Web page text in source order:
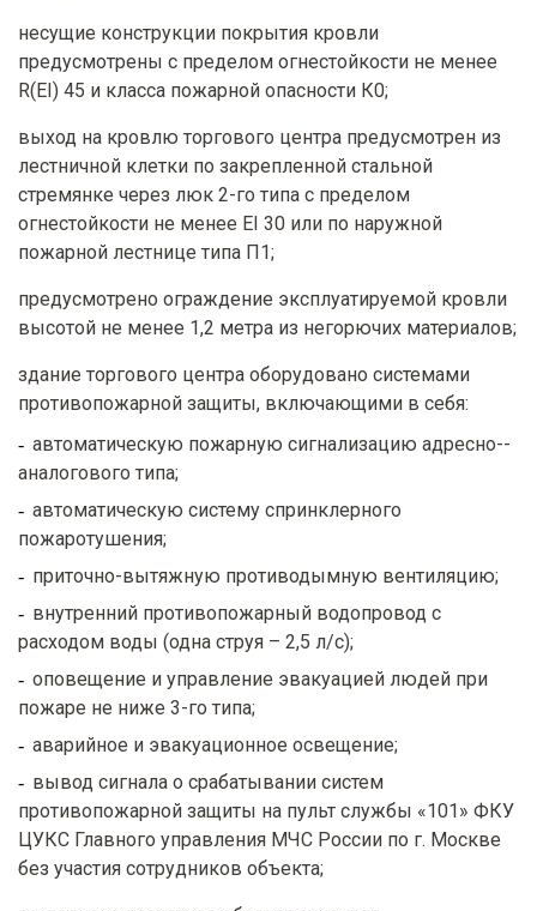
несущие конструкции покрытия кровли
предусмотрены с пределом огнестойкости не менее
R(EI) 45 и класса пожарной опасности К0;
выход на кровлю торгового центра предусмотрен из
лестничной клетки по закрепленной стальной
стремянке через люк 2-го типа с пределом
огнестойкости не менее EI 30 или по наружной
пожарной лестнице типа П1;
предусмотрено ограждение эксплуатируемой кровли
высотой не менее 1,2 метра из негорючих материалов;
здание торгового центра оборудовано системами
противопожарной защиты, включающими в себя:
автоматическую пожарную сигнализацию адресно-­
аналогового типа;
автоматическую систему спринклерного
пожаротушения;
приточно-вытяжную противодымную вентиляцию;
внутренний противопожарный водопровод с
расходом воды (одна струя – 2,5 л/с);
оповещение и управление эвакуацией людей при
пожаре не ниже 3-го типа;
аварийное и эвакуационное освещение;
вывод сигнала о срабатывании систем
противопожарной защиты на пульт службы «101» ФКУ
ЦУКС Главного управления МЧС России по г. Москве
без участия сотрудников объекта;